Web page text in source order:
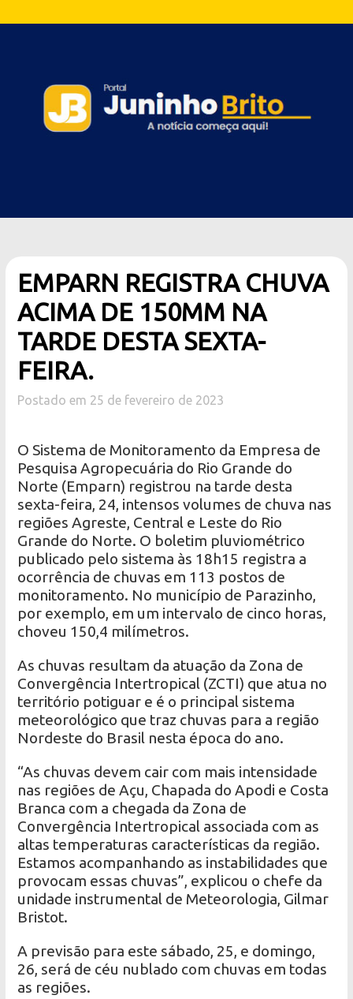
EMPARN REGISTRA CHUVA
ACIMA DE 150MM NA
TARDE DESTA SEXTA-
FEIRA.
Postado em 25 de fevereiro de 2023
O Sistema de Monitoramento da Empresa de
Pesquisa Agropecuária do Rio Grande do
Norte (Emparn) registrou na tarde desta
sexta-feira, 24, intensos volumes de chuva nas
regiões Agreste, Central e Leste do Rio
Grande do Norte. O boletim pluviométrico
publicado pelo sistema às 18h15 registra a
ocorrência de chuvas em 113 postos de
monitoramento. No município de Parazinho,
por exemplo, em um intervalo de cinco horas,
choveu 150,4 milímetros.
As chuvas resultam da atuação da Zona de
Convergência Intertropical (ZCTI) que atua no
território potiguar e é o principal sistema
meteorológico que traz chuvas para a região
Nordeste do Brasil nesta época do ano.
“As chuvas devem cair com mais intensidade
nas regiões de Açu, Chapada do Apodi e Costa
Branca com a chegada da Zona de
Convergência Intertropical associada com as
altas temperaturas características da região.
Estamos acompanhando as instabilidades que
provocam essas chuvas”, explicou o chefe da
unidade instrumental de Meteorologia, Gilmar
Bristot.
A previsão para este sábado, 25, e domingo,
26, será de céu nublado com chuvas em todas
as regiões.